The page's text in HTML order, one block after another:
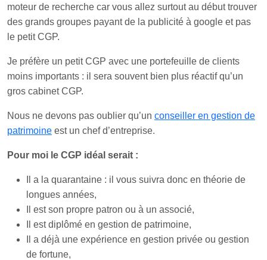
moteur de recherche car vous allez surtout au début trouver
des grands groupes payant de la publicité à google et pas
le petit CGP.
Je préfère un petit CGP avec une portefeuille de clients
moins importants : il sera souvent bien plus réactif qu’un
gros cabinet CGP.
Nous ne devons pas oublier qu’un conseiller en gestion de
patrimoine est un chef d’entreprise.
Pour moi le CGP idéal serait :
Il a la quarantaine : il vous suivra donc en théorie de
longues années,
Il est son propre patron ou à un associé,
Il est diplômé en gestion de patrimoine,
Il a déjà une expérience en gestion privée ou gestion
de fortune,